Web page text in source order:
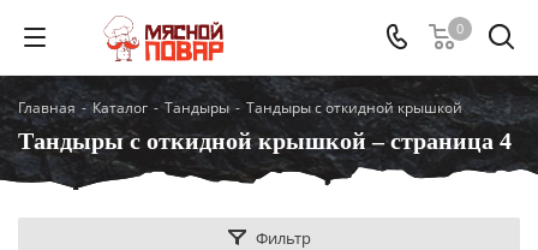
0
Главная - Каталог - Тандыры - Тандыры с откидной крышкой
Тандыры с откидной крышкой – страница 4
Фильтр